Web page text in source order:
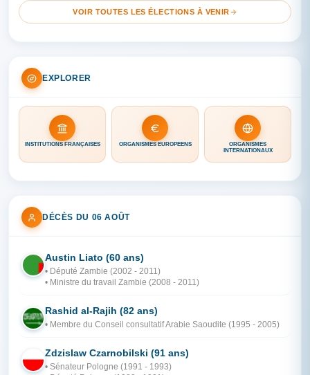
VOIR TOUTES LES ÉLECTIONS À VENIR
EXPLORER
INSTITUTIONS FRANÇAISES ORGANISMES EUROPÉENS
ORGANISMES
INTERNATIONAUX
DÉCÈS DU 06 AOÛT
ZA
Austin Liato (60 ans)
• Député Zambie (2002 - 2011)
• Ministre du travail Zambie (2008 - 2011)
AR
Rashid al-Rajih (82 ans)
• Membre du Conseil consultatif Arabie Saoudite (1995 - 2005)
PO
Zdzislaw Czarnobilski (91 ans)
• Sénateur Pologne (1991 - 1993)